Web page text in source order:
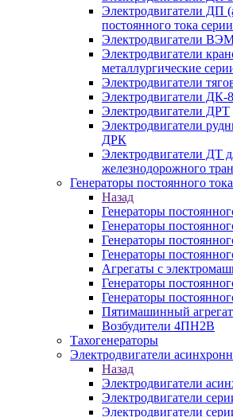
Электродвигатели ДП
постоянного тока
Электродвигатели
Электродвигатели
металлургические
Электродвигатели
Электродвигатели ДК-
Электродвигатели ДРТ
Электродвигатели
ДРК
Электродвигатели ДТ
железнодорожного
Генераторы постоянного тока
Назад
Генераторы
Генераторы
Генераторы
Генераторы
Агрегаты с
Генераторы
Генераторы
Пятимашинный агрегат
Возбудители 4ПН2В
Тахогенераторы
Электродвигатели
Назад
Электродвигатели
Электродвигатели
Электродвигатели